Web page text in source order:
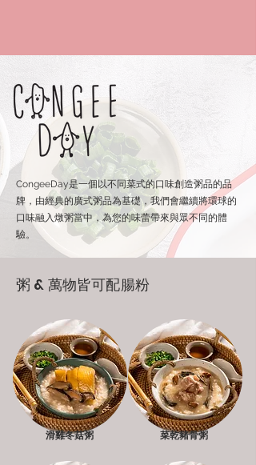
CongeeDay是一個以不同菜式的口味創造粥品的品
牌，由經典的廣式粥品為基礎，我們會繼續將環球的
口味融入燉粥當中，為您的味蕾帶來與眾不同的體
驗。
粥 & 萬物皆可配腸粉
滑雞冬菇粥 菜乾豬骨粥